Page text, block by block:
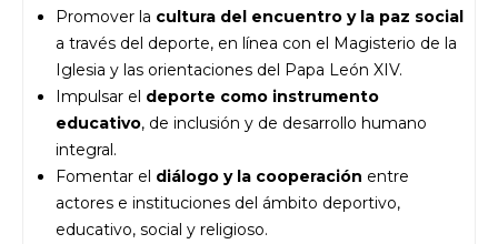
Promover la cultura del encuentro y la paz social
a través del deporte, en línea con el Magisterio de la
Iglesia y las orientaciones del Papa León XIV.
Impulsar el deporte como instrumento
educativo, de inclusión y de desarrollo humano
integral.
Fomentar el diálogo y la cooperación entre
actores e instituciones del ámbito deportivo,
educativo, social y religioso.